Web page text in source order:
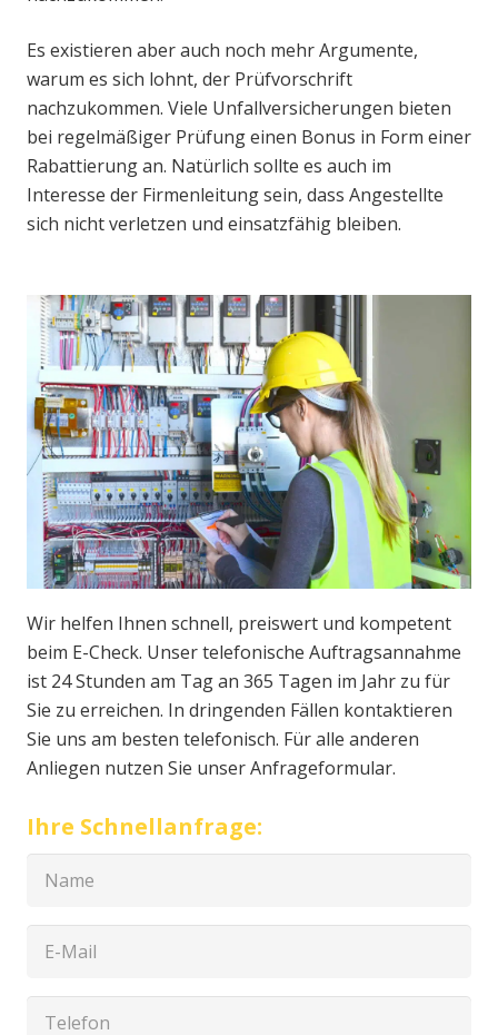
Es existieren aber auch noch mehr Argumente,
warum es sich lohnt, der Prüfvorschrift
nachzukommen. Viele Unfallversicherungen bieten
bei regelmäßiger Prüfung einen Bonus in Form einer
Rabattierung an. Natürlich sollte es auch im
Interesse der Firmenleitung sein, dass Angestellte
sich nicht verletzen und einsatzfähig bleiben.
Wir helfen Ihnen schnell, preiswert und kompetent
beim E-Check. Unser telefonische Auftragsannahme
ist 24 Stunden am Tag an 365 Tagen im Jahr zu für
Sie zu erreichen. In dringenden Fällen kontaktieren
Sie uns am besten telefonisch. Für alle anderen
Anliegen nutzen Sie unser Anfrageformular.
Ihre Schnellanfrage: